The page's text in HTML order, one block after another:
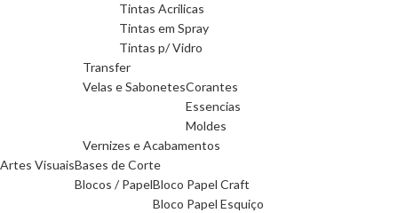
Tintas Acrilicas
Tintas em Spray
Tintas p/ Vidro
Transfer
Velas e SabonetesCorantes
Essencias
Moldes
Vernizes e Acabamentos
Artes VisuaisBases de Corte
Blocos / PapelBloco Papel Craft
Bloco Papel Esquiço